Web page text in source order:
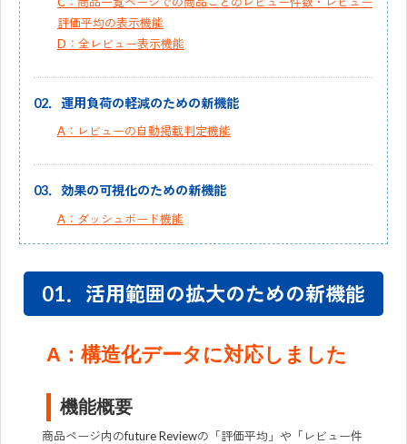
評価平均の表示機能
D：全レビュー表示機能
02．運用負荷の軽減のための新機能
A：レビューの自動掲載判定機能
03．効果の可視化のための新機能
A：ダッシュボード機能
01．活用範囲の拡大のための新機能
A：構造化データに対応しました
機能概要
商品ページ内のfuture Reviewの「評価平均」や「レビュー件